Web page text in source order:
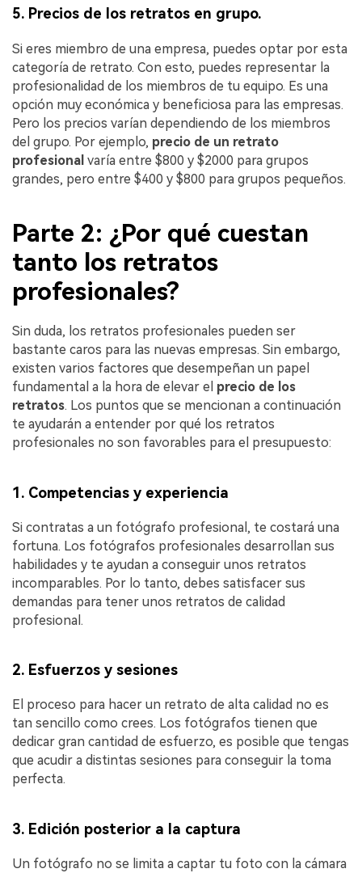
5. Precios de los retratos en grupo.
Si eres miembro de una empresa, puedes optar por esta
categoría de retrato. Con esto, puedes representar la
profesionalidad de los miembros de tu equipo. Es una
opción muy económica y beneficiosa para las empresas.
Pero los precios varían dependiendo de los miembros
del grupo. Por ejemplo, precio de un retrato
profesional varía entre $800 y $2000 para grupos
grandes, pero entre $400 y $800 para grupos pequeños.
Parte 2: ¿Por qué cuestan
tanto los retratos
profesionales?
Sin duda, los retratos profesionales pueden ser
bastante caros para las nuevas empresas. Sin embargo,
existen varios factores que desempeñan un papel
fundamental a la hora de elevar el precio de los
retratos. Los puntos que se mencionan a continuación
te ayudarán a entender por qué los retratos
profesionales no son favorables para el presupuesto:
1. Competencias y experiencia
Si contratas a un fotógrafo profesional, te costará una
fortuna. Los fotógrafos profesionales desarrollan sus
habilidades y te ayudan a conseguir unos retratos
incomparables. Por lo tanto, debes satisfacer sus
demandas para tener unos retratos de calidad
profesional.
2. Esfuerzos y sesiones
El proceso para hacer un retrato de alta calidad no es
tan sencillo como crees. Los fotógrafos tienen que
dedicar gran cantidad de esfuerzo, es posible que tengas
que acudir a distintas sesiones para conseguir la toma
perfecta.
3. Edición posterior a la captura
Un fotógrafo no se limita a captar tu foto con la cámara